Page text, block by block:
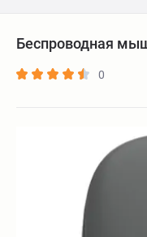
Беспроводная
0